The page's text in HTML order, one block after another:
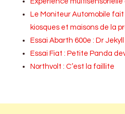
Le Moniteur Automobile
kiosques et maisons de la
Essai Abarth 600e : Dr Jekyll
Essai Fiat : Petite Panda
Northvolt : C’est la faillite